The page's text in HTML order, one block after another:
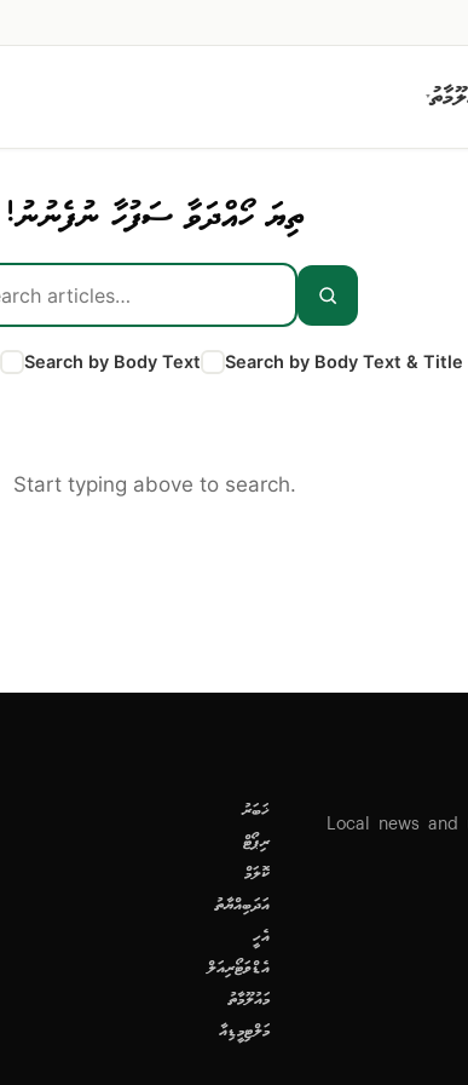
▾
ތިޔަ ހޯއްދަވާ ސަފުހާ ނުފެނުނު!
Search by Body Text Search by Body Text & Title
Start typing above to search.
Local news and
ޚަބަރު
ރިޕޯޓް
ކޮލަމް
އަދަބިއްޔާތު
އެހީ
އެޑްވަޓޯރިއަލް
މައުލޫމާތު
މަލްޓިމީޑިއާ